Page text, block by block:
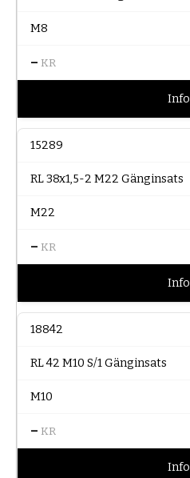
M8
– KR
Info
15289
RL 38x1,5-2 M22 Gänginsats
M22
– KR
Info
18842
RL 42 M10 S/1 Gänginsats
M10
– KR
Info